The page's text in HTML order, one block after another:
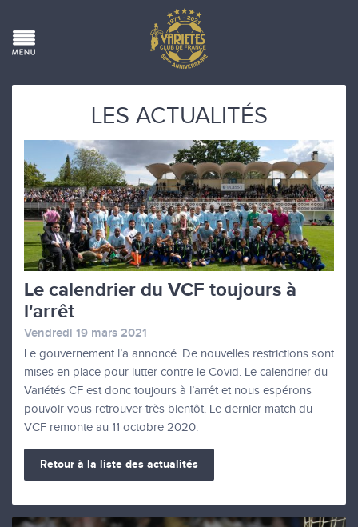
LES ACTUALITÉS
Le calendrier du VCF toujours à
l'arrêt
Vendredi 19 mars 2021
Le gouvernement l’a annoncé. De nouvelles restrictions sont
mises en place pour lutter contre le Covid. Le calendrier du
Variétés CF est donc toujours à l’arrêt et nous espérons
pouvoir vous retrouver très bientôt. Le dernier match du
VCF remonte au 11 octobre 2020.
Retour à la liste des actualités